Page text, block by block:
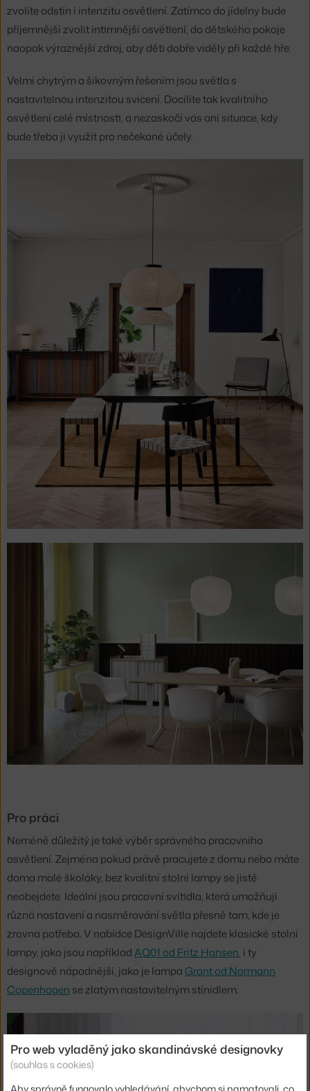
zvolíte odstín i intenzitu osvětlení. Zatímco do jídelny bude
příjemnější zvolit intimnější osvětlení, do dětského pokoje
naopak výraznější zdroj, aby děti dobře viděly při každé hře.
Velmi chytrým a šikovným řešením jsou světla s
nastavitelnou intenzitou svícení. Docílíte tak kvalitního
osvětlení celé místnosti, a nezaskočí vás ani situace, kdy
bude třeba ji využít pro nečekané účely.
Pro práci
Neméně důležitý je také výběr správného pracovního
osvětlení. Zejména pokud právě pracujete z domu nebo máte
doma malé školáky, bez kvalitní stolní lampy se jistě
neobejdete. Ideální jsou pracovní svítidla, která umožňují
různá nastavení a nasměrování světla přesně tam, kde je
zrovna potřeba. V nabídce DesignVille najdete klasické stolní
lampy, jako jsou napříkladAQ01 od Fritz Hansen, i ty
designově nápadnější, jako je lampa Grant od Normann
Copenhagen se zlatým nastavitelným stínidlem.
Pro web vyladěný jako skandinávské designovky
(souhlas s cookies)